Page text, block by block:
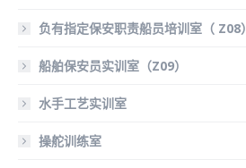
负有指定保安职责船员培训室（ Z08）
船舶保安员实训室（Z09）
水手工艺实训室
操舵训练室